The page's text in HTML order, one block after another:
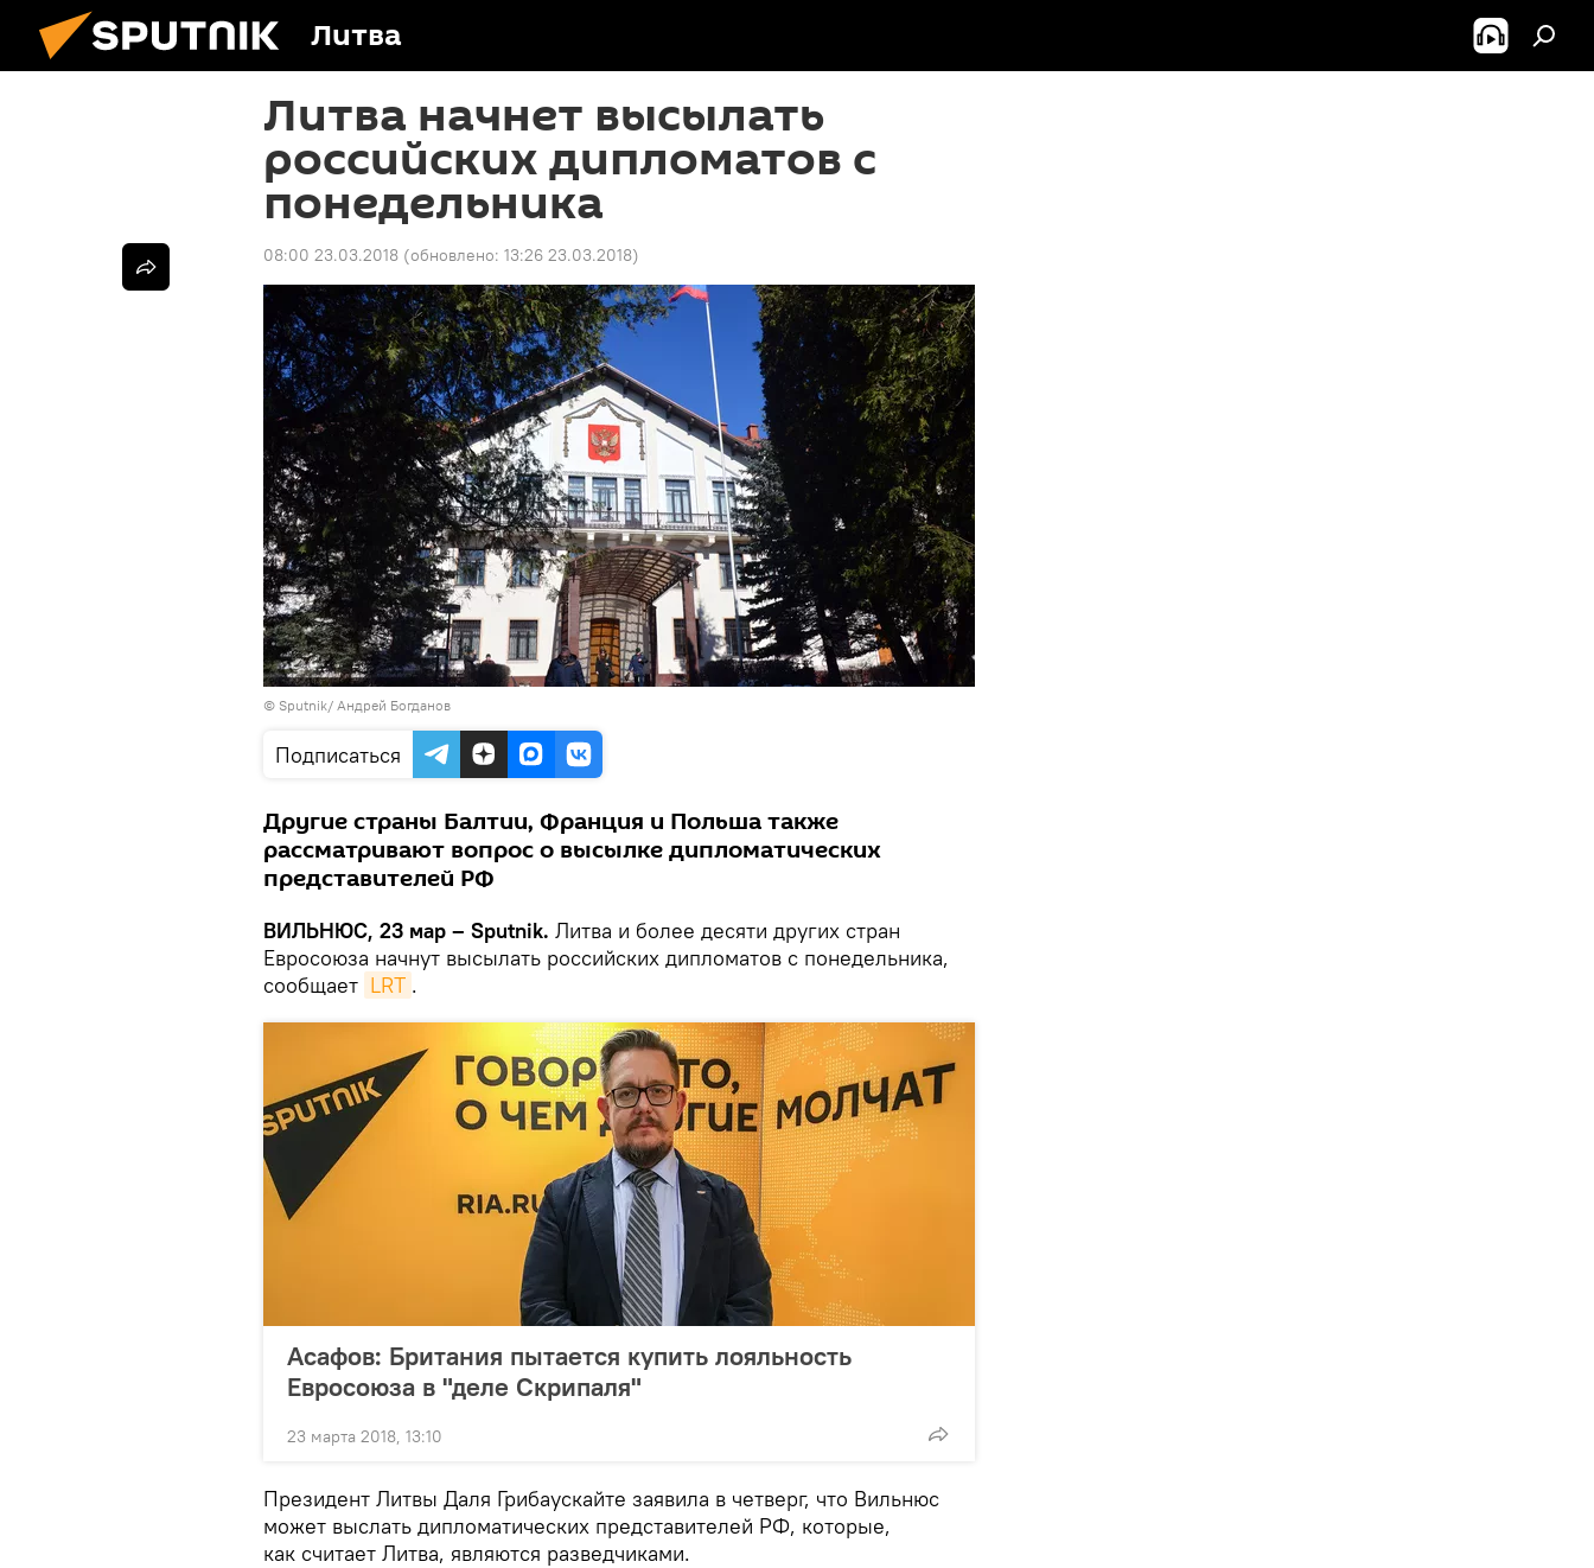
Литва
Литва начнет высылать
российских дипломатов с
понедельника
08:00 23.03.2018 (обновлено: 13:26 23.03.2018)
© Sputnik/ Андрей Богданов
Подписаться
Другие страны Балтии, Франция и Польша также
рассматривают вопрос о высылке дипломатических
представителей РФ
ВИЛЬНЮС, 23 мар – Sputnik. Литва и более десяти других стран
Евросоюза начнут высылать российских дипломатов с понедельника,
сообщает LRT .
Асафов: Британия пытается купить лояльность
Евросоюза в "деле Скрипаля"
23 марта 2018, 13:10
Президент Литвы Даля Грибаускайте заявила в четверг, что Вильнюс
может выслать дипломатических представителей РФ, которые,
как считает Литва, являются разведчиками.